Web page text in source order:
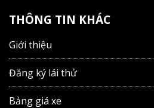
THÔNG TIN KHÁC
Giới thiệu
Đăng ký lái thử
Bảng giá xe